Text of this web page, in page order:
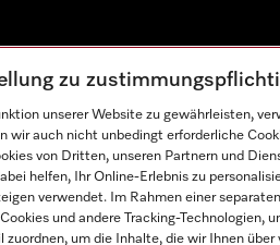
zu
unserer Website zu gewährleisten,
wir auch nicht unbedingt erforderliche
von Dritten, unseren Partnern und
helfen, Ihr Online-Erlebnis zu
verwendet. Im Rahmen einer
und andere Tracking-Technologien,
um die Inhalte, die wir Ihnen